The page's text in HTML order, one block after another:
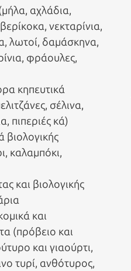
αχλάδια,
νεκταρίνια,
λωτοί, δαμάσκηνα,
φράουλες,
κηπευτικά
σέλινα,
πιπεριές κά)
βιολογικής
καλαμπόκι,
και βιολογικής
και
(πρόβειο και
και γιαούρτι,
τυρί, ανθότυρος,